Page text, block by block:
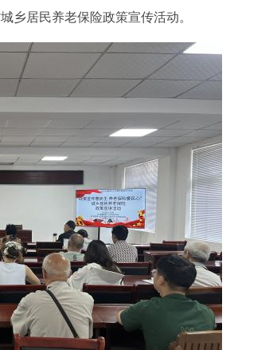
乡居民养老保险政策宣传活动。